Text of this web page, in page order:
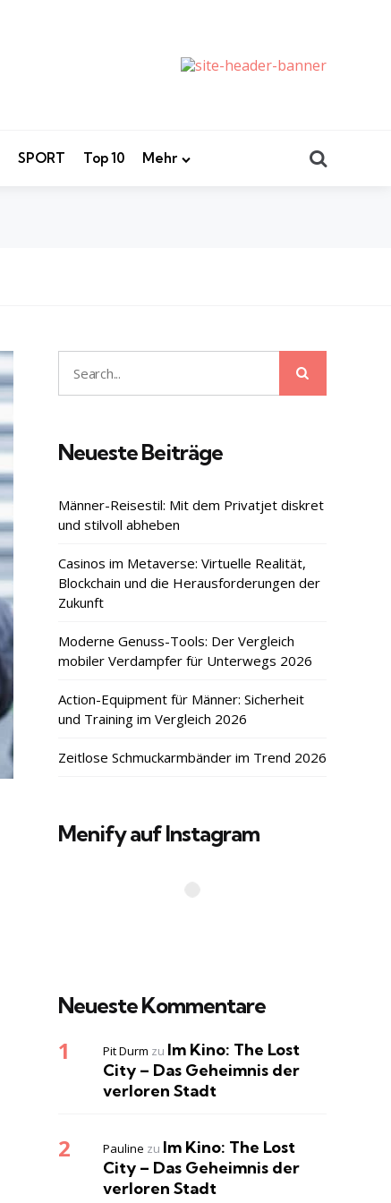
SPORT Top 10 Mehr
Search
for:
Neueste Beiträge
Männer-Reisestil: Mit dem Privatjet diskret
und stilvoll abheben
Casinos im Metaverse: Virtuelle Realität,
Blockchain und die Herausforderungen der
Zukunft
Moderne Genuss-Tools: Der Vergleich
mobiler Verdampfer für Unterwegs 2026
Action-Equipment für Männer: Sicherheit
und Training im Vergleich 2026
Zeitlose Schmuckarmbänder im Trend 2026
Menify auf Instagram
Neueste Kommentare
Pit Durm zu Im Kino: The Lost
City – Das Geheimnis der
verloren Stadt
Pauline zu Im Kino: The Lost
City – Das Geheimnis der
verloren Stadt